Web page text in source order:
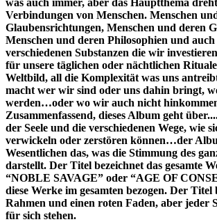
was auch immer, aber das Hauptthema
Verbindungen von Menschen. Menschen
Glaubensrichtungen, Menschen und deren
Menschen und deren Philosophien und
verschiedenen Substanzen die wir
für unsere täglichen oder nächtlichen
Weltbild, all die Komplexität was uns
macht wer wir sind oder uns dahin bringt,
werden…oder wo wir auch nicht
Zusammenfassend, dieses Album geht
der Seele und die verschiedenen Wege, wie
verwickeln oder zerstören können…der
Wesentlichen das, was die Stimmung des
darstellt. Der Titel bezeichnet das gesamte
“NOBLE SAVAGE” oder “AGE OF
diese Werke im gesamten bezogen. Der Titel
Rahmen und einen roten Faden, aber jeder
für sich stehen.